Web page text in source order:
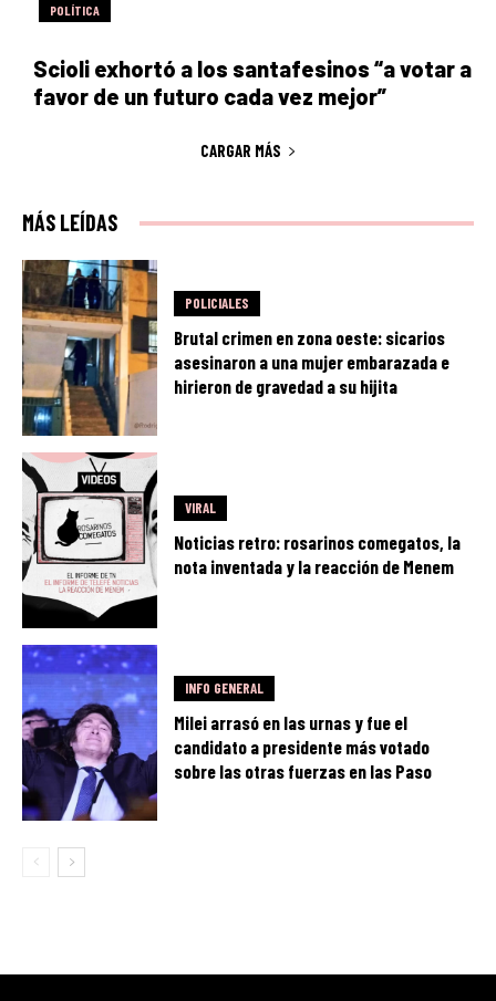
POLÍTICA
Scioli exhortó a los santafesinos “a votar a
favor de un futuro cada vez mejor”
CARGAR MÁS
MÁS LEÍDAS
POLICIALES
Brutal crimen en zona oeste: sicarios
asesinaron a una mujer embarazada e
hirieron de gravedad a su hijita
VIRAL
Noticias retro: rosarinos comegatos, la
nota inventada y la reacción de Menem
INFO GENERAL
Milei arrasó en las urnas y fue el
candidato a presidente más votado
sobre las otras fuerzas en las Paso